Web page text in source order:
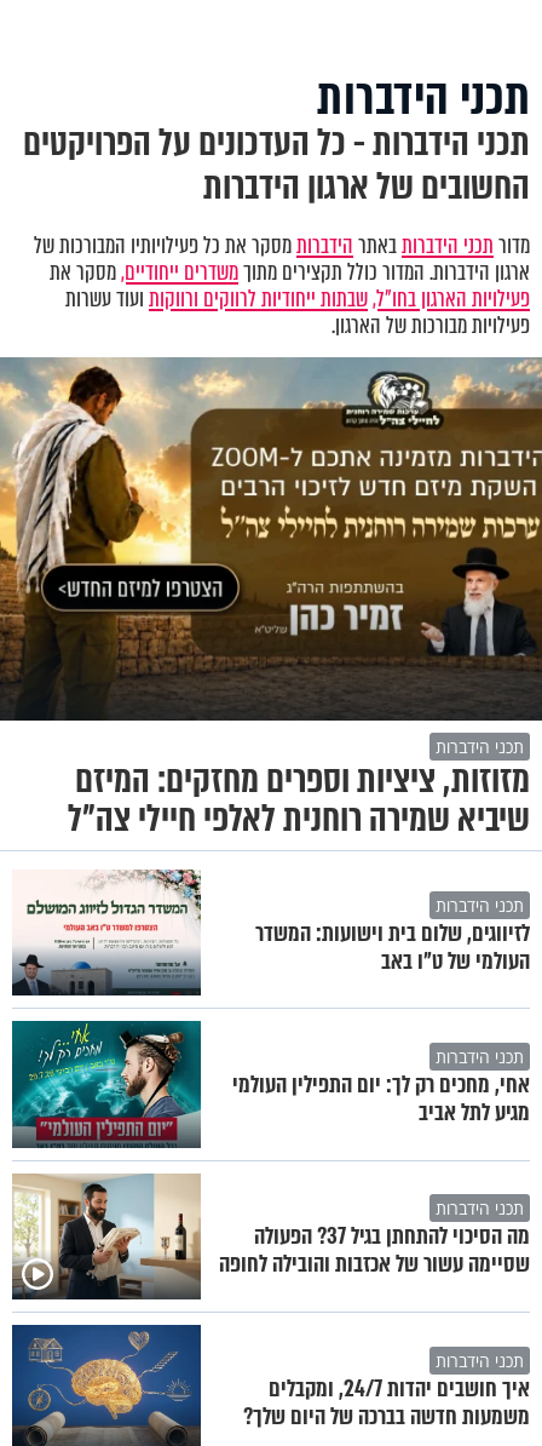
תכני הידברות
תכני הידברות - כל העדכונים על הפרויקטים
החשובים של ארגון הידברות
מדורתכני הידברותבאתרהידברותמסקר את כל פעילויותיו המבורכות של
ארגון הידברות. המדור כולל תקצירים מתוךמשדרים ייחודיים,מסקר את
פעילויות הארגון בחו"ל,שבתות ייחודיות לרווקים ורווקותועוד עשרות
פעילויות מבורכות של הארגון.
תכני הידברות
מזוזות, ציציות וספרים מחזקים: המיזם
שיביא שמירה רוחנית לאלפי חיילי צה"ל
תכני הידברות
לזיווגים, שלום בית וישועות: המשדר
העולמי של ט"ו באב
תכני הידברות
אחי, מחכים רק לך: יום התפילין העולמי
מגיע לתל אביב
תכני הידברות
מה הסיכוי להתחתן בגיל 37? הפעולה
שסיימה עשור של אכזבות והובילה לחופה
תכני הידברות
איך חושבים יהדות 24/7, ומקבלים
משמעות חדשה בברכה של היום שלך?